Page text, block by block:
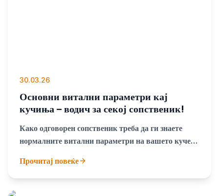
30.03.26
Основни витални параметри кај
кучиња – водич за секој сопственик!
Како одговорен сопственик треба да ги знаете
нормалните витални параметри на вашето куче
ред. Дишење, телесна температура, пулс, па сè до
бојата на непцата – ова се вредностите можат
Прочитај повеќе